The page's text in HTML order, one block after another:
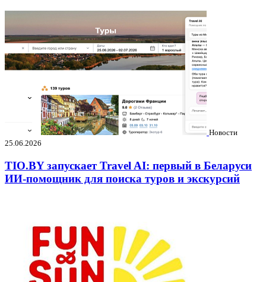
Новости
25.06.2026
TIO.BY запускает Travel AI: первый в Беларуси
ИИ-помощник для поиска туров и экскурсий